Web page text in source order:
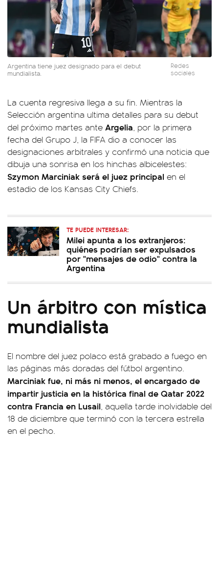
Argentina tiene juez designado para el debut
mundialista.
Redes
sociales
La cuenta regresiva llega a su fin. Mientras la
Selección argentina ultima detalles para su debut
del próximo martes ante Argelia, por la primera
fecha del Grupo J, la FIFA dio a conocer las
designaciones arbitrales y confirmó una noticia que
dibuja una sonrisa en los hinchas albicelestes:
Szymon Marciniak será el juez principal en el
estadio de los Kansas City Chiefs.
TE PUEDE INTERESAR:
Milei apunta a los extranjeros:
quiénes podrían ser expulsados
por "mensajes de odio" contra la
Argentina
Un árbitro con mística
mundialista
El nombre del juez polaco está grabado a fuego en
las páginas más doradas del fútbol argentino.
Marciniak fue, ni más ni menos, el encargado de
impartir justicia en la histórica final de Qatar 2022
contra Francia en Lusail, aquella tarde inolvidable del
18 de diciembre que terminó con la tercera estrella
en el pecho.